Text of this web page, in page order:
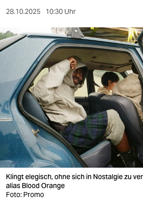
sport
berlin
nord
wahrheit
verlag
verlag
veranstaltungen
shop
28.10.2025 10:30 Uhr
Klingt elegisch, ohne sich in Nostalgie zu
alias Blood Orange
Foto: Promo